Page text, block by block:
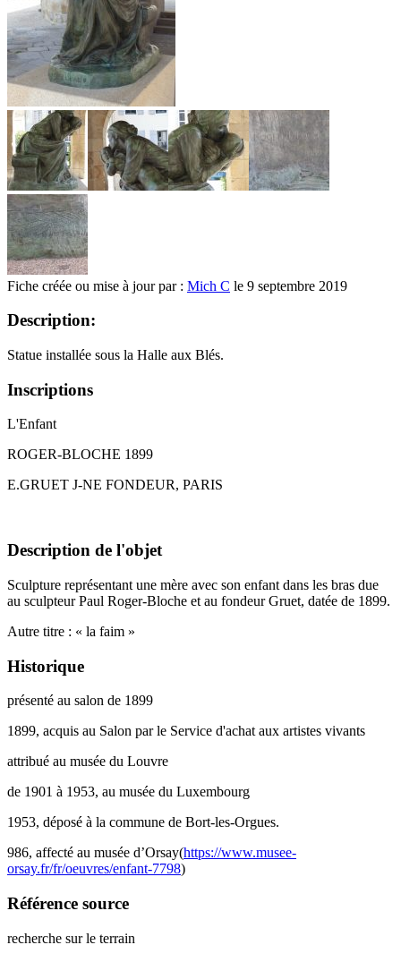
Fiche créée ou mise à jour par : Mich C le 9 septembre 2019
Description:
Statue installée sous la Halle aux Blés.
Inscriptions
L'Enfant
ROGER-BLOCHE 1899
E.GRUET J-NE FONDEUR, PARIS
Description de l'objet
Sculpture représentant une mère avec son enfant dans les bras due
au sculpteur Paul Roger-Bloche et au fondeur Gruet, datée de 1899.
Autre titre : « la faim »
Historique
présenté au salon de 1899
1899, acquis au Salon par le Service d'achat aux artistes vivants
attribué au musée du Louvre
de 1901 à 1953, au musée du Luxembourg
1953, déposé à la commune de Bort-les-Orgues.
986, affecté au musée d’Orsay(https://www.musee-
orsay.fr/fr/oeuvres/enfant-7798)
Référence source
recherche sur le terrain